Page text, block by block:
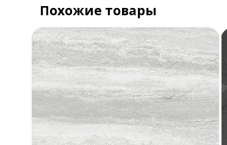
Похожие товары